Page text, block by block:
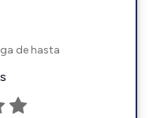
de hasta